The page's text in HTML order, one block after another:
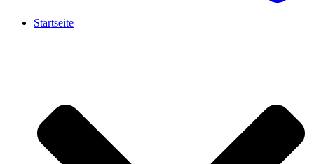
Startseite